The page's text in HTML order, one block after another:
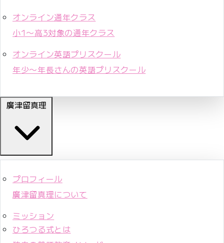
オンライン通年クラス
小1〜高3対象の通年クラス
オンライン英語プリスクール
年少〜年長さんの英語プリスクール
廣津留真理
プロフィール
廣津留真理について
ミッション
ひろつる式とは